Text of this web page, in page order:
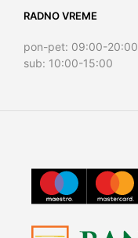
RADNO VREME
pon-pet: 09:00-20:00
sub: 10:00-15:00